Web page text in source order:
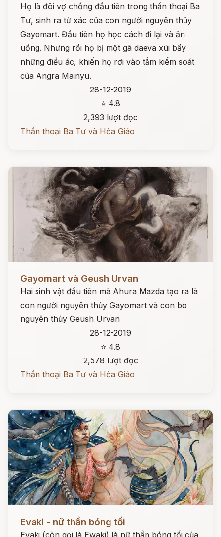
Họ là đôi vợ chồng đầu tiên trong thần thoại Ba
Tư, sinh ra từ xác của con người nguyên thủy
Gayomart. Đầu tiên họ học cách đi lại và ăn
uống. Nhưng rồi họ bị một gã daeva xúi bẩy
những điều ác, khiến họ rơi vào tầm kiểm soát
của Angra Mainyu.
28-12-2019
⭐ 4.8
2,393 lượt đọc
Thần thoại Ba Tư và Hỏa Giáo
Gayomart và Geush Urvan
Hai sinh vật đầu tiên mà Ahura Mazda tạo ra là
con người nguyên thủy Gayomart và con bò
nguyên thủy Geush Urvan
28-12-2019
⭐ 4.8
2,578 lượt đọc
Thần thoại Ba Tư và Hỏa Giáo
Evaki - nữ thần bóng tối
Evaki (còn gọi là Ewaki) là nữ thần bóng tối của